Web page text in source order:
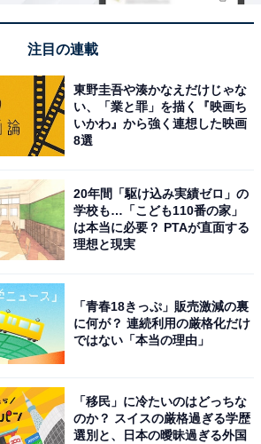
注目の連載
東野圭吾や湊かなえだけじゃな
い、「業と罪」を描く『映画ち
いかわ』から強く連想した映画
8選
20年間「駆け込み実績ゼロ」の
学校も…「こども110番の家」
は本当に必要？ PTAが直面する
理想と現実
「青春18きっぷ」販売激減の裏
に何が？ 連続利用の厳格化だけ
ではない「本当の理由」
「移民」に冷たいのはどっちな
のか？ スイスの厳格過ぎる学歴
選別と、日本の曖昧過ぎる外国